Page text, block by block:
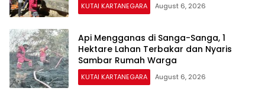
KUTAI KARTANEGARA August 6, 2026
Api Mengganas di Sanga-Sanga, 1
Hektare Lahan Terbakar dan Nyaris
Sambar Rumah Warga
KUTAI KARTANEGARA August 6, 2026